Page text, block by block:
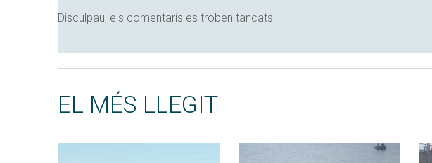
Disculpau, els comentaris es troben tancats
EL MÉS LLEGIT